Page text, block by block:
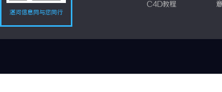
湛河信息网与您同行
C4D教程